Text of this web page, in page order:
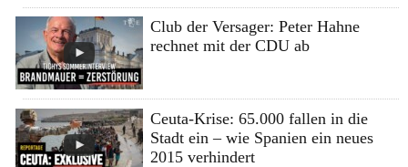
Club der Versager: Peter Hahne
rechnet mit der CDU ab
Ceuta-Krise: 65.000 fallen in die
Stadt ein – wie Spanien ein neues
2015 verhindert